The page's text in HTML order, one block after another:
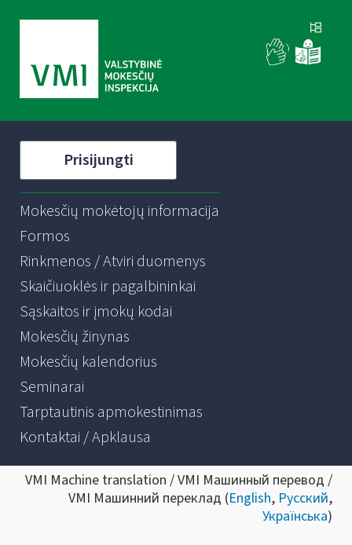
Prisijungti
Mokesčių mokėtojų informacija
Formos
Rinkmenos / Atviri duomenys
Skaičiuoklės ir pagalbininkai
Sąskaitos ir įmokų kodai
Mokesčių žinynas
Mokesčių kalendorius
Seminarai
Tarptautinis apmokestinimas
Kontaktai / Apklausa
VMI Machine translation / VMI Машинный перевод /
VMI Машинний переклад (English, Русский,
Українська)